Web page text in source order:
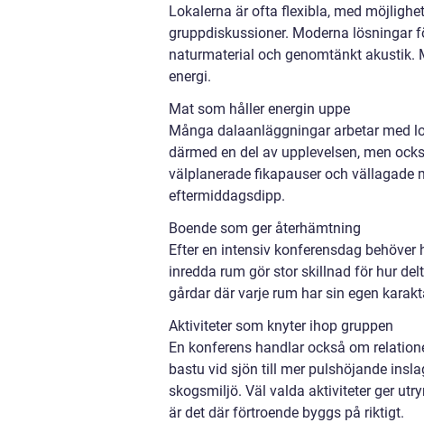
Lokalerna är ofta flexibla, med
gruppdiskussioner. Moderna lösningar
naturmaterial och genomtänkt akustik.
energi.
Mat som håller energin uppe
Många dalaanläggningar arbetar med
därmed en del av upplevelsen, men
välplanerade fikapauser och vällagade
eftermiddagsdipp.
Boende som ger återhämtning
Efter en intensiv konferensdag
inredda rum gör stor skillnad för hur
gårdar där varje rum har sin egen
Aktiviteter som knyter ihop gruppen
En konferens handlar också om
bastu vid sjön till mer pulshöjande
skogsmiljö. Väl valda aktiviteter ger
är det där förtroende byggs på riktigt.